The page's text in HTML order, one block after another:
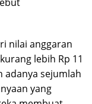
nilai anggaran
lebih Rp 11
adanya sejumlah
yang